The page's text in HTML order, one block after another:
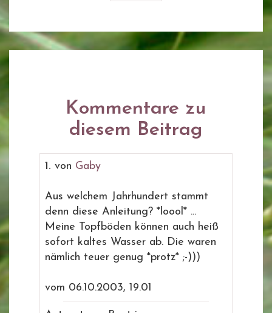
Kommentare zu
diesem Beitrag
1. von Gaby
Aus welchem Jahrhundert stammt
denn diese Anleitung? *loool* ...
Meine Topfböden können auch heiß
sofort kaltes Wasser ab. Die waren
nämlich teuer genug *protz* ;-)))
vom 06.10.2003, 19.01